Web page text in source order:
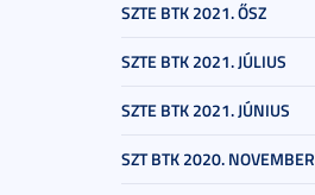
SZTE BTK 2021. ŐSZ
SZTE BTK 2021. JÚLIUS
SZTE BTK 2021. JÚNIUS
SZT BTK 2020. NOVEMBER